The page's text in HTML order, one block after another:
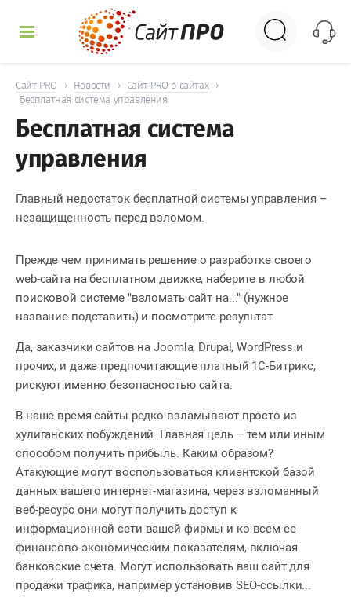
Сайт PRO › Новости › Сайт PRO о сайтах
›
Бесплатная система управления
Бесплатная система
управления
Главный недостаток бесплатной системы управления –
незащищенность перед взломом.
Прежде чем принимать решение о разработке своего
web-сайта на бесплатном движке, наберите в любой
поисковой системе "взломать сайт на..." (нужное
название подставить) и посмотрите результат.
Да, заказчики сайтов на Joomlа, Drupal, WordPress и
прочих, и даже предпочитающие платный 1С-Битрикс,
рискуют именно безопасностью сайта.
В наше время сайты редко взламывают просто из
хулиганских побуждений. Главная цель – тем или иным
способом получить прибыль. Каким образом?
Атакующие могут воспользоваться клиентской базой
данных вашего интернет-магазина, через взломанный
веб-ресурс они могут получить доступ к
информационной сети вашей фирмы и ко всем ее
финансово-экономическим показателям, включая
банковские счета. Могут использовать ваш сайт для
продажи трафика, например установив SEO-ссылки...
УСЛУГИ
КЕЙСЫ
НОВОСТИ
ОТЗЫВЫ
КОНТАКТЫ